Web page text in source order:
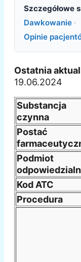
Szczegółowe
Dawkowanie ·
Opinie
Ostatnia
19.06.2024
Substancja
czynna
Postać
Podmiot
Kod ATC
Procedura